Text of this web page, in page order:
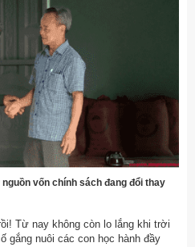
vốn chính sách đang đổi thay
Từ nay không còn lo lắng khi trời
gắng nuôi các con học hành đầy